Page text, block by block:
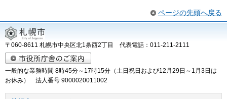
ページの先頭へ戻る
〒060-8611 札幌市中央区北1条西2丁目 代表電話：011-211-2111
一般的な業務時間 8時45分～17時15分（土日祝日および12月29日～1月3日は
お休み） 法人番号 9000020011002